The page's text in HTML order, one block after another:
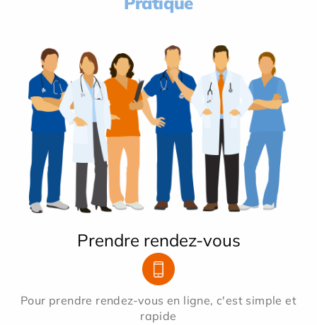
Prendre rendez-vous
Pour prendre rendez-vous en ligne, c'est simple et
rapide